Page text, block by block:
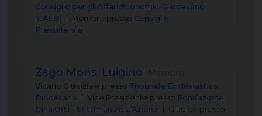
Consiglio per gli Affari Economici Diocesano
(CAED)
Membro presso Consiglio
Presbiterale
Zago Mons. Luigino
Vicario Giudiziale presso Tribunale Ecclesiastico
Diocesano
Vice Presidente presso Fondazione
Dina Orsi – Settimanale L’Azione
Giudice presso